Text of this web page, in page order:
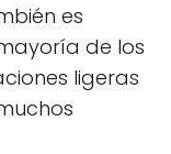
es
de los
ligeras